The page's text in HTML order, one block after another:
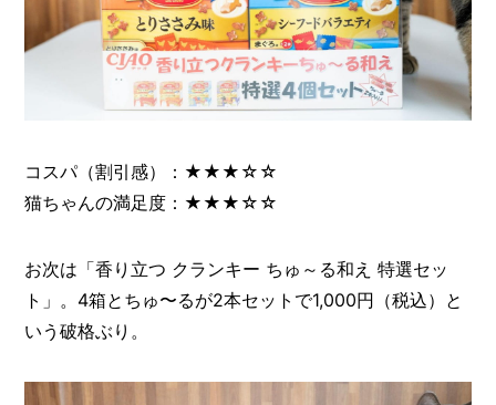
コスパ（割引感）：★★★☆☆
猫ちゃんの満足度：★★★☆☆
お次は「香り立つ クランキー ちゅ～る和え 特選セッ
ト」。4箱とちゅ〜るが2本セットで1,000円（税込）と
いう破格ぶり。